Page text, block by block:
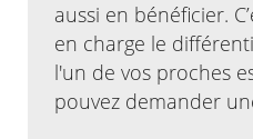
aussi en bénéficier.
en charge le
l'un de vos proches
pouvez demander